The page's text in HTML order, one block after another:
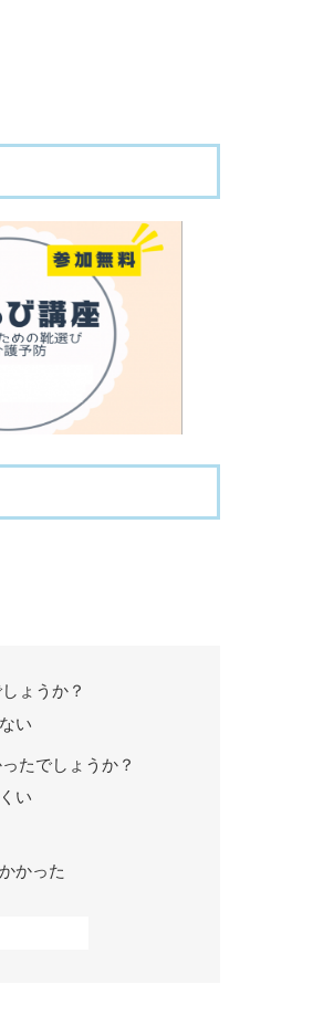
ょうか？
い
たでしょうか？
い
かった